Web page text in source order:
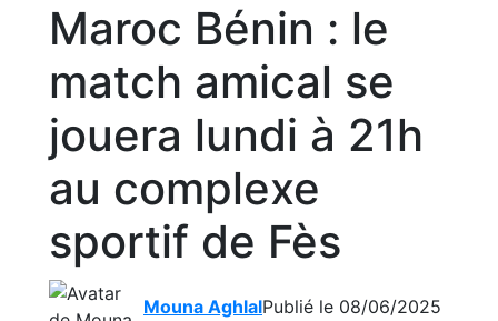
Maroc Bénin : le
match amical se
jouera lundi à 21h
au complexe
sportif de Fès
Mouna AghlalPublié le 08/06/2025